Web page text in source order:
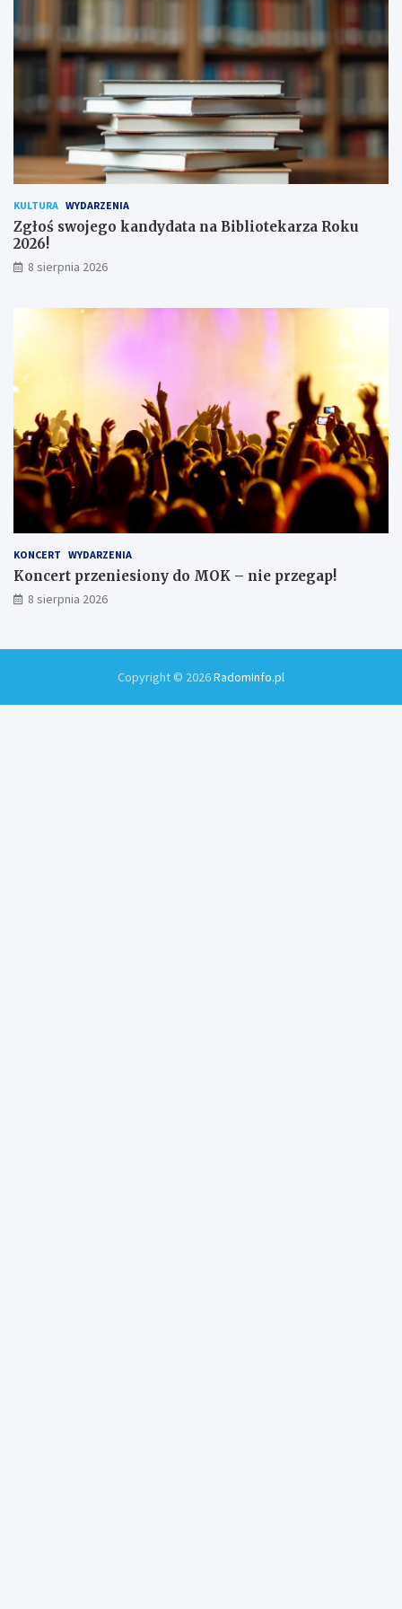
!h
u
ż
o
n
i
ó
w
KULTURA WYDARZENIA
Zgłoś swojego kandydata na Bibliotekarza Roku
2026!
8 sierpnia 2026
KONCERT WYDARZENIA
Koncert przeniesiony do MOK – nie przegap!
8 sierpnia 2026
Copyright © 2026RadomInfo.pl